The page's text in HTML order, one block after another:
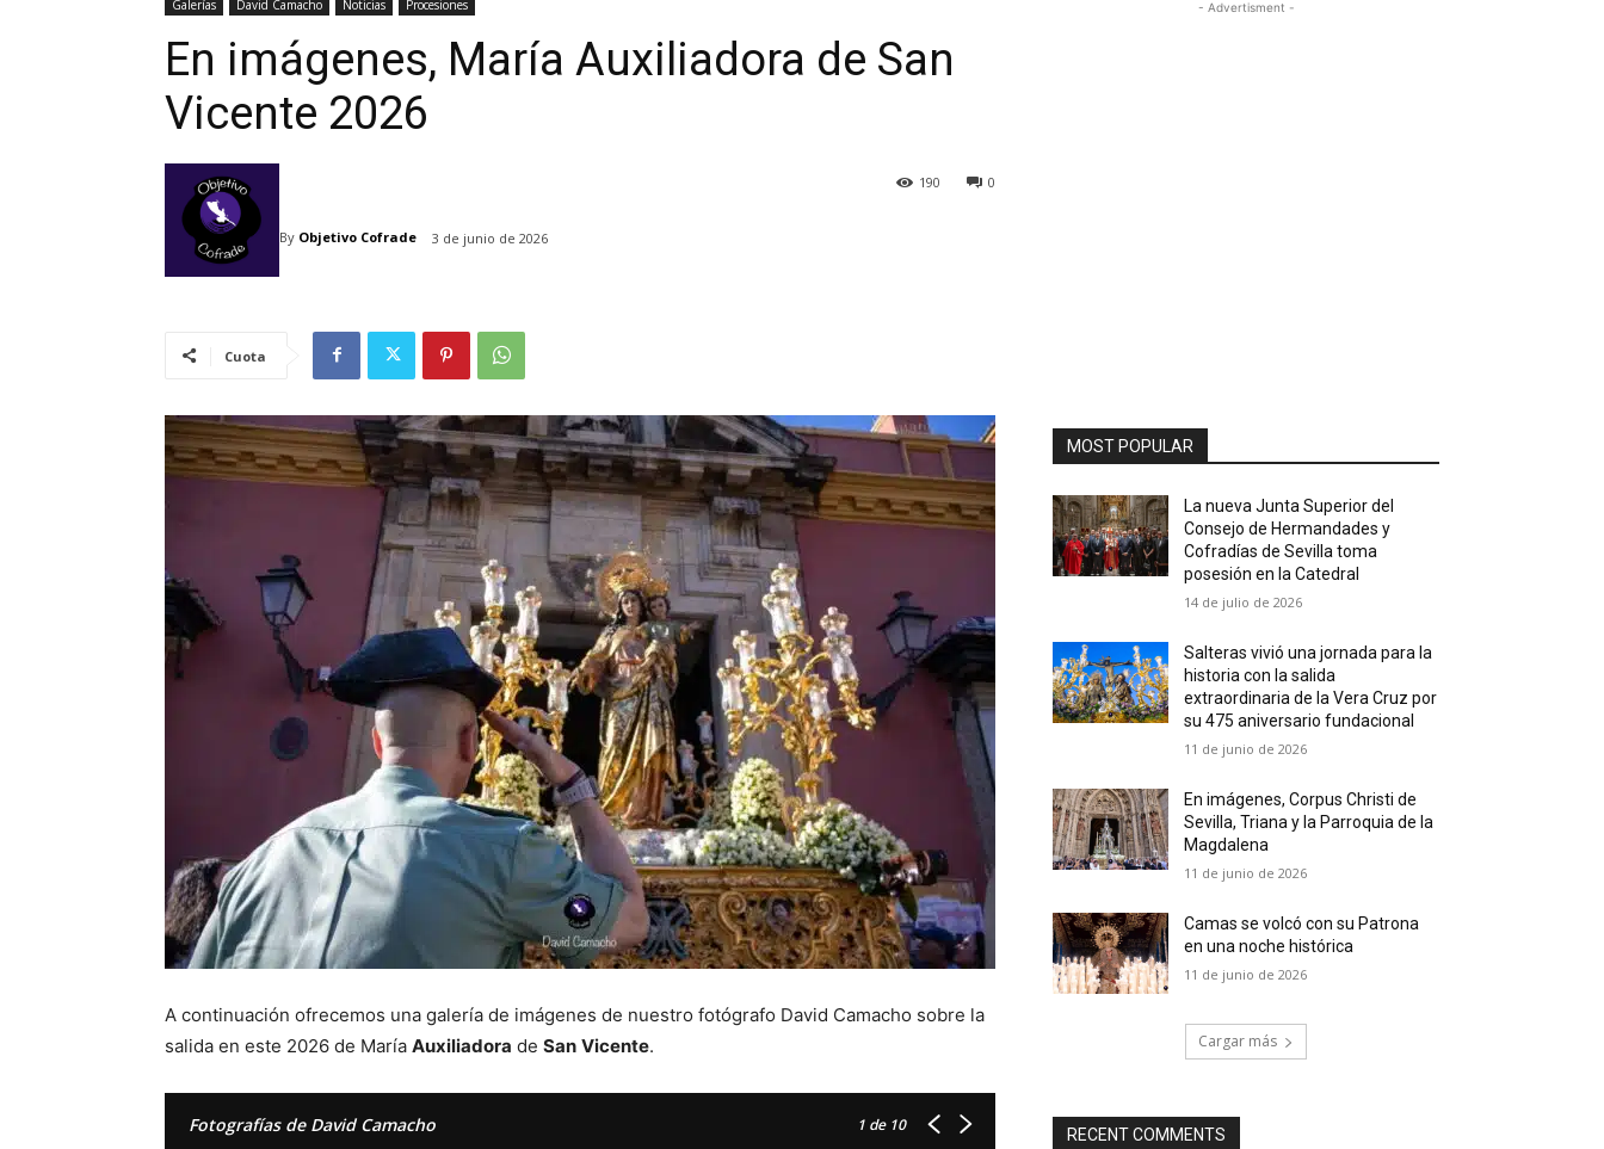
Galerías David Camacho Noticias Procesiones
En imágenes, María Auxiliadora de San
Vicente 2026
By Objetivo Cofrade 3 de junio de 2026
0
190
Cuota
A continuación ofrecemos una galería de imágenes de nuestro fotógrafo David Camacho sobre la
salida en este 2026 de María Auxiliadora de San Vicente.
Fotografías de David Camacho 1 de 10
- Advertisment -
MOST POPULAR
La nueva Junta Superior del
Consejo de Hermandades y
Cofradías de Sevilla toma
posesión en la Catedral
14 de julio de 2026
Salteras vivió una jornada para la
historia con la salida
extraordinaria de la Vera Cruz por
su 475 aniversario fundacional
11 de junio de 2026
En imágenes, Corpus Christi de
Sevilla, Triana y la Parroquia de la
Magdalena
11 de junio de 2026
Camas se volcó con su Patrona
en una noche histórica
11 de junio de 2026
Cargar más
RECENT COMMENTS